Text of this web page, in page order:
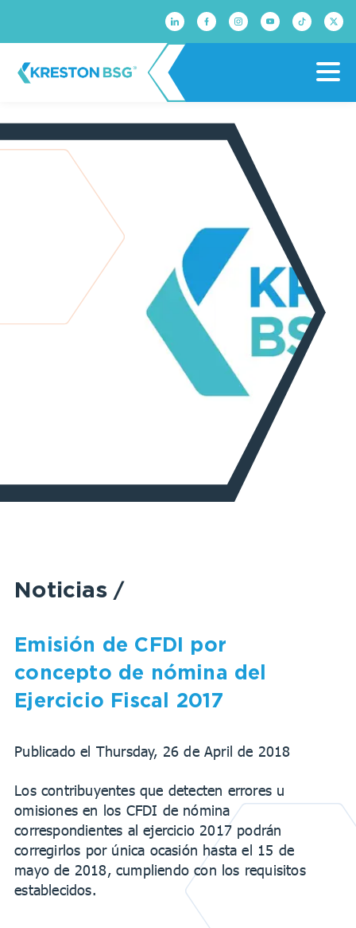
Noticias /
Emisión de CFDI por
concepto de nómina del
Ejercicio Fiscal 2017
Publicado el Thursday, 26 de April de 2018
Los contribuyentes que detecten errores u
omisiones en los CFDI de nómina
correspondientes al ejercicio 2017 podrán
corregirlos por única ocasión hasta el 15 de
mayo de 2018, cumpliendo con los requisitos
establecidos.